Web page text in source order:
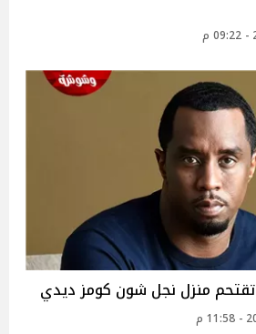
تقتحم منزل نجل شون كومز ديدي